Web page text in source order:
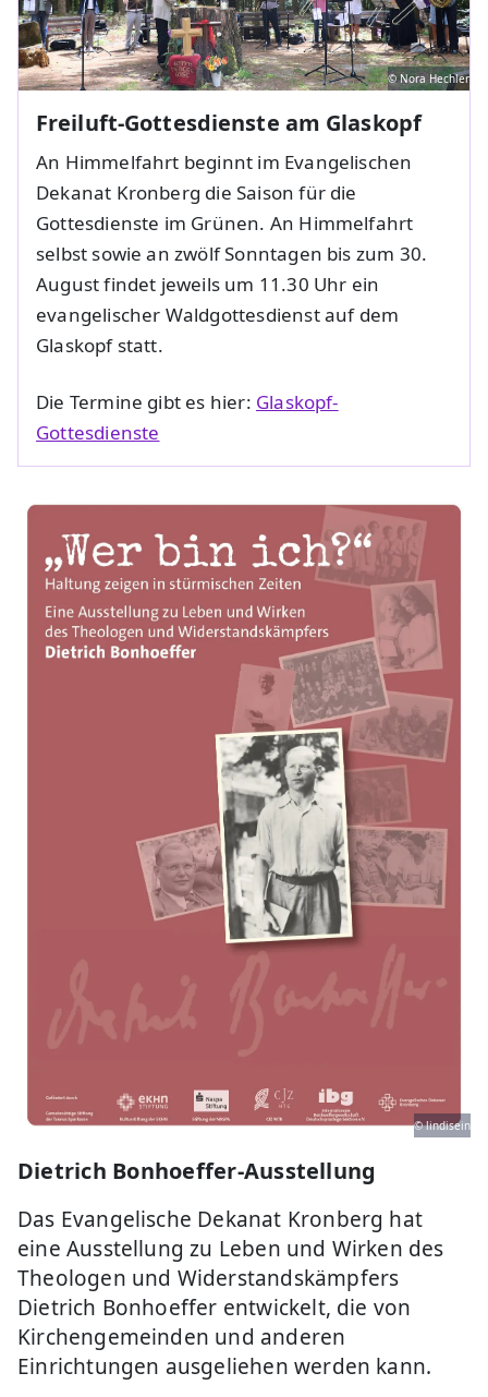
© Nora Hechler
Freiluft-Gottesdienste am Glaskopf
An Himmelfahrt beginnt im Evangelischen
Dekanat Kronberg die Saison für die
Gottesdienste im Grünen. An Himmelfahrt
selbst sowie an zwölf Sonntagen bis zum 30.
August findet jeweils um 11.30 Uhr ein
evangelischer Waldgottesdienst auf dem
Glaskopf statt.
Die Termine gibt es hier: Glaskopf-
Gottesdienste
© lindisein
Dietrich Bonhoeffer-Ausstellung
Das Evangelische Dekanat Kronberg hat
eine Ausstellung zu Leben und Wirken des
Theologen und Widerstandskämpfers
Dietrich Bonhoeffer entwickelt, die von
Kirchengemeinden und anderen
Einrichtungen ausgeliehen werden kann.